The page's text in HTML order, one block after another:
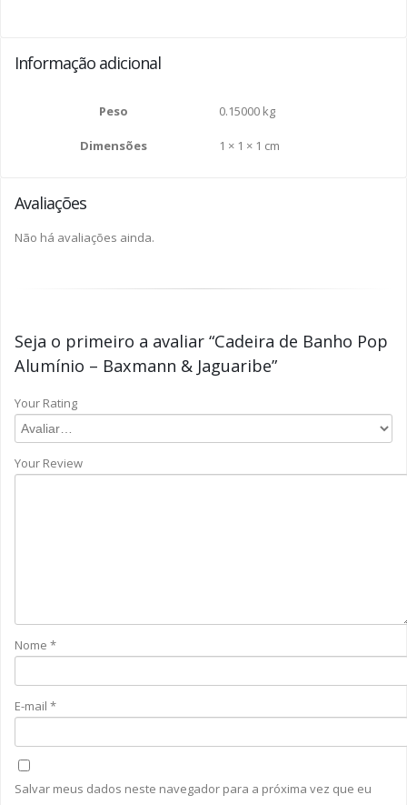
Informação adicional
Peso 0.15000 kg
Dimensões 1 × 1 × 1 cm
Avaliações
Não há avaliações ainda.
Seja o primeiro a avaliar “Cadeira de Banho Pop
Alumínio – Baxmann & Jaguaribe”
Your Rating
Your Review
Nome *
E-mail *
Salvar meus dados neste navegador para a próxima vez que eu